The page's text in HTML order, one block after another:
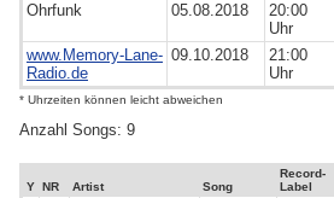
Ohrfunk
05.08.2018
20:00
Uhr
www.Memory-Lane-
Radio.de
09.10.2018
21:00
Uhr
* Uhrzeiten können leicht abweichen
Anzahl Songs: 9
Y NR Artist Song
Record-
Label